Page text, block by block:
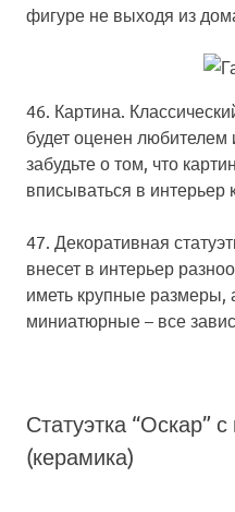
фигуре не выходя из
46. Картина.
будет оценен
забудьте о том, что
вписываться в интерьер
47. Декоративная
внесет в интерьер
иметь крупные размеры,
миниатюрные – все
Статуэтка “Оскар”
(керамика)